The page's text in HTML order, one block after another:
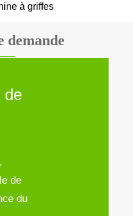
à griffes
demande
de
de
du